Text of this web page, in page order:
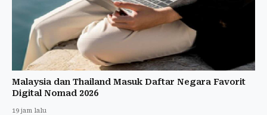
Malaysia dan Thailand Masuk Daftar Negara Favorit
Digital Nomad 2026
19 jam lalu